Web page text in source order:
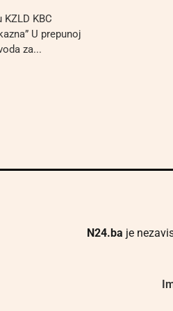
KBC
U prepunoj
za...
N24.ba je